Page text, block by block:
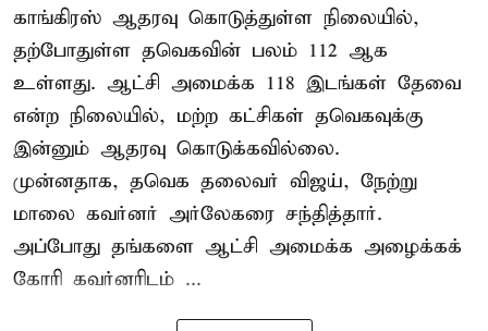
காங்கிரஸ் ஆதரவு கொடுத்துள்ள நிலையில்,
தற்போதுள்ள தவெகவின் பலம் 112 ஆக
உள்ளது. ஆட்சி அமைக்க 118 இடங்கள் தேவை
என்ற நிலையில், மற்ற கட்சிகள் தவெகவுக்கு
இன்னும் ஆதரவு கொடுக்கவில்லை.
முன்னதாக, தவெக தலைவர் விஜய், நேற்று
மாலை கவர்னர் அர்லேகரை சந்தித்தார்.
அப்போது தங்களை ஆட்சி அமைக்க அழைக்கக்
கோரி கவர்னரிடம் ...